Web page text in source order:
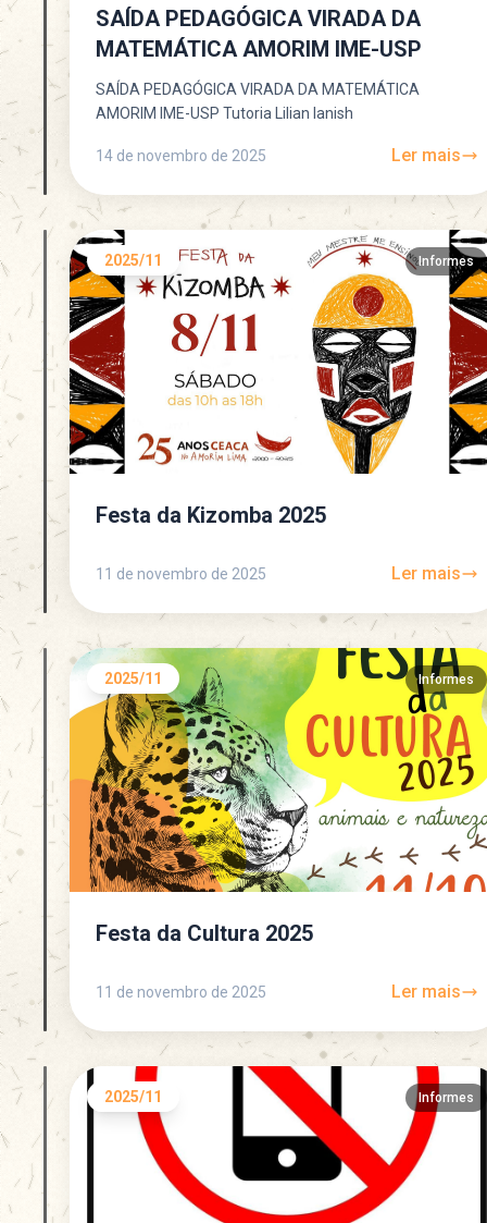
SAÍDA PEDAGÓGICA VIRADA DA
MATEMÁTICA AMORIM IME-USP
SAÍDA PEDAGÓGICA VIRADA DA MATEMÁTICA
AMORIM IME-USP Tutoria Lilian Ianish
14 de novembro de 2025 Ler mais
2025/11 Informes
Festa da Kizomba 2025
11 de novembro de 2025 Ler mais
2025/11 Informes
Festa da Cultura 2025
11 de novembro de 2025 Ler mais
2025/11 Informes